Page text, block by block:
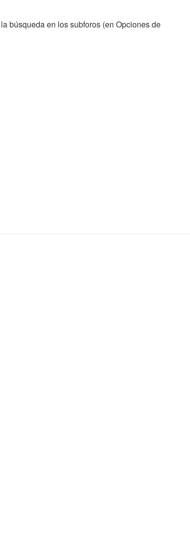
búsqueda en los subforos (en Opciones de